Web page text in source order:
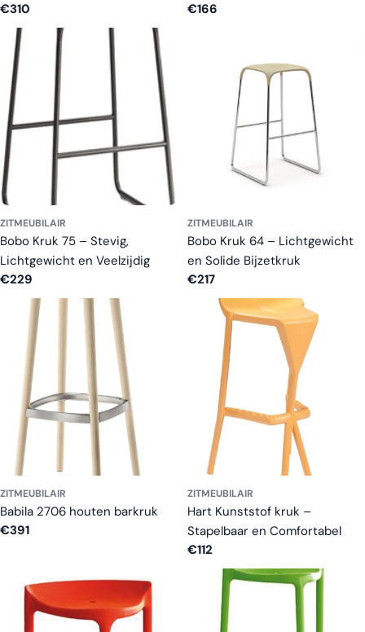
Normale
prijs
€310
Normale
€166
ZITMEUBILAIR
Bobo Kruk 75 – Stevig,
Lichtgewicht en Veelzijdig
Normale
€229
ZITMEUBILAIR
Bobo Kruk 64 – Lichtgewicht
en Solide Bijzetkruk
Normale
€217
ZITMEUBILAIR
Babila 2706 houten barkruk
Normale
€391
ZITMEUBILAIR
Hart Kunststof kruk –
Stapelbaar en Comfortabel
Normale
€112